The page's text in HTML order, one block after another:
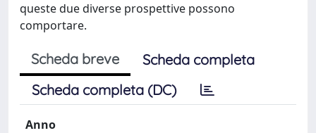
queste due diverse prospettive possono
comportare.
Scheda breve
Scheda completa
Scheda completa (DC)
Anno